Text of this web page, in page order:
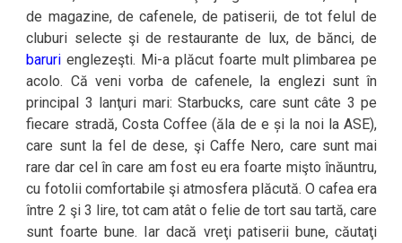
de magazine, de cafenele, de patiserii, de tot felul de
cluburi selecte şi de restaurante de lux, de bănci, de
baruri englezeşti. Mi-a plăcut foarte mult plimbarea pe
acolo. Că veni vorba de cafenele, la englezi sunt în
principal 3 lanţuri mari: Starbucks, care sunt câte 3 pe
fiecare stradă, Costa Coffee (ăla de e și la noi la ASE),
care sunt la fel de dese, şi Caffe Nero, care sunt mai
rare dar cel în care am fost eu era foarte mişto înăuntru,
cu fotolii comfortabile şi atmosfera plăcută. O cafea era
între 2 şi 3 lire, tot cam atât o felie de tort sau tartă, care
sunt foarte bune. Iar dacă vreţi patiserii bune, căutaţi